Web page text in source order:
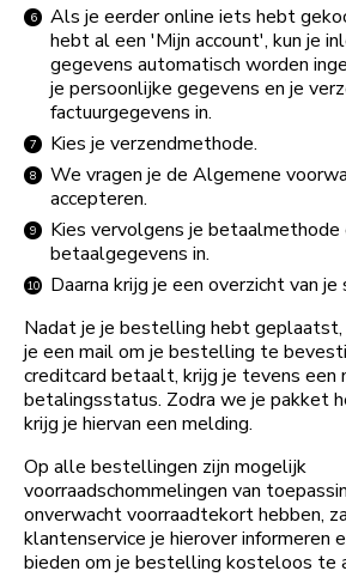
Als je eerder online iets hebt
hebt al een 'Mijn account', kun je
gegevens automatisch worden
je persoonlijke gegevens en je
factuurgegevens in.
Kies je verzendmethode.
We vragen je de Algemene
accepteren.
Kies vervolgens je betaalmethode
betaalgegevens in.
Daarna krijg je een overzicht van
Nadat je je bestelling hebt
je een mail om je bestelling te
creditcard betaalt, krijg je tevens een
betalingsstatus. Zodra we je pakket
krijg je hiervan een melding.
Op alle bestellingen zijn mogelijk
voorraadschommelingen van
onverwacht voorraadtekort hebben,
klantenservice je hierover informeren
bieden om je bestelling kosteloos te